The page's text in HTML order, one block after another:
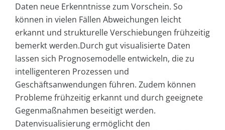
Daten neue Erkenntnisse zum Vorschein. So
können in vielen Fällen Abweichungen leicht
erkannt und strukturelle Verschiebungen frühzeitig
bemerkt werden.Durch gut visualisierte Daten
lassen sich Prognosemodelle entwickeln, die zu
intelligenteren Prozessen und
Geschäftsanwendungen führen. Zudem können
Probleme frühzeitig erkannt und durch geeignete
Gegenmaßnahmen beseitigt werden.
Datenvisualisierung ermöglicht den